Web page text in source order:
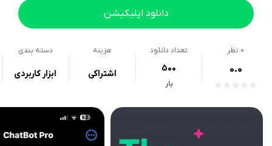
دانلود اپلیکیشن
0 نظر
0.0
تعداد دانلود
500
بار
هزینه
اشتراکی
دسته بندی
ابزار کاربردی